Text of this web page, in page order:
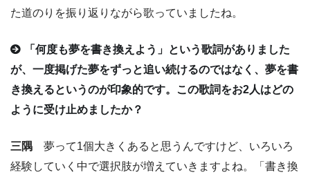
た道のりを振り返りながら歌っていましたね。
「何度も夢を書き換えよう」という歌詞がありました
が、一度掲げた夢をずっと追い続けるのではなく、夢を書
き換えるというのが印象的です。この歌詞をお2人はどの
ように受け止めましたか？
三隅 夢って1個大きくあると思うんですけど、いろいろ
経験していく中で選択肢が増えていきますよね。「書き換